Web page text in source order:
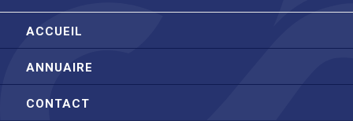
ACCUEIL
ANNUAIRE
CONTACT